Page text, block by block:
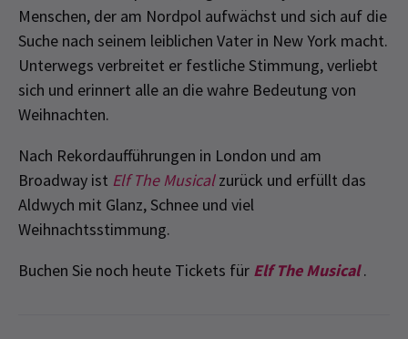
Menschen, der am Nordpol aufwächst und sich auf die
Suche nach seinem leiblichen Vater in New York macht.
Unterwegs verbreitet er festliche Stimmung, verliebt
sich und erinnert alle an die wahre Bedeutung von
Weihnachten.
Nach Rekordaufführungen in London und am
Broadway ist Elf The Musical zurück und erfüllt das
Aldwych mit Glanz, Schnee und viel
Weihnachtsstimmung.
Buchen Sie noch heute Tickets für Elf The Musical.